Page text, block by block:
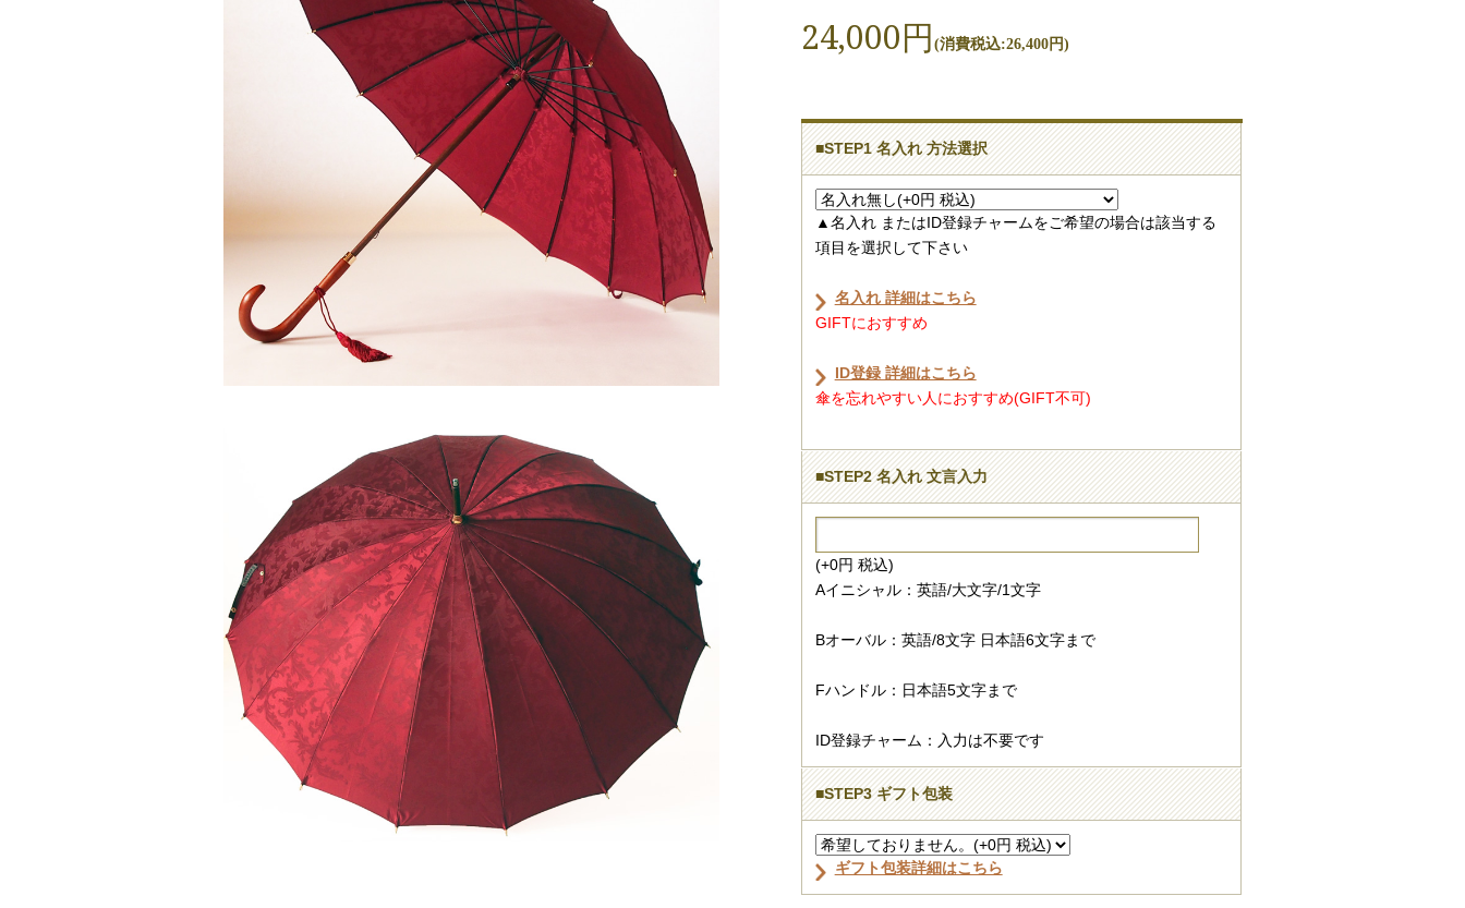
24,000円 (消費税込:26,400円)
■STEP1 名入れ 方法選択
▲名入れ またはID登録チャームをご希望の場合は該当する
項目を選択して下さい
名入れ 詳細はこちら
GIFTにおすすめ
ID登録 詳細はこちら
傘を忘れやすい人におすすめ(GIFT不可)
■STEP2 名入れ 文言入力
(+0円 税込)
Aイニシャル：英語/大文字/1文字
Bオーバル：英語/8文字 日本語6文字まで
Fハンドル：日本語5文字まで
ID登録チャーム：入力は不要です
■STEP3 ギフト包装
ギフト包装詳細はこちら